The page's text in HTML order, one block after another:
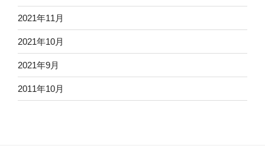
2021年11月
2021年10月
2021年9月
2011年10月